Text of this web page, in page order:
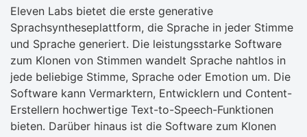
Eleven Labs bietet die erste generative
Sprachsyntheseplattform, die Sprache in jeder Stimme
und Sprache generiert. Die leistungsstarke Software
zum Klonen von Stimmen wandelt Sprache nahtlos in
jede beliebige Stimme, Sprache oder Emotion um. Die
Software kann Vermarktern, Entwicklern und Content-
Erstellern hochwertige Text-to-Speech-Funktionen
bieten. Darüber hinaus ist die Software zum Klonen